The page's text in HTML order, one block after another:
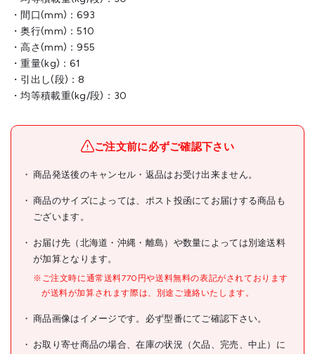
・間口(mm)：693
・奥行(mm)：510
・高さ(mm)：955
・重量(kg)：61
・引出し(段)：8
・均等積載重(kg/段)：30
ご注文前に必ずご確認下さい
商品発送後のキャンセル・返品はお受け出来ません。
商品のサイズによっては、ポスト投函にてお届けする商品も
ございます。
お届け先（北海道・沖縄・離島）や数量によっては別途送料
が加算となります。
※ご注文時に通常送料770円や送料無料の表記がされております
が送料が加算されます際は、別途ご連絡いたします。
商品画像はイメージです。必ず型番にてご確認下さい。
お取り寄せ商品の場合、在庫の状況（欠品、完売、中止）に